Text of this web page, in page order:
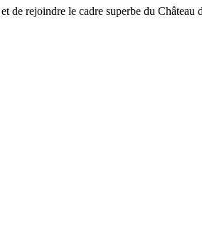
de rejoindre le cadre superbe du Château